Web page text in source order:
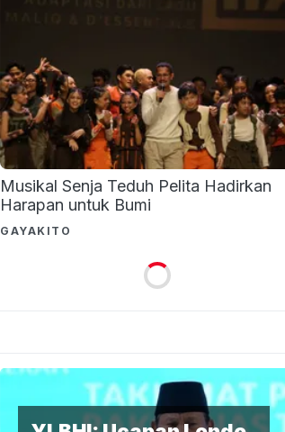
Musikal Senja Teduh Pelita Hadirkan
Harapan untuk Bumi
GAYAKITO